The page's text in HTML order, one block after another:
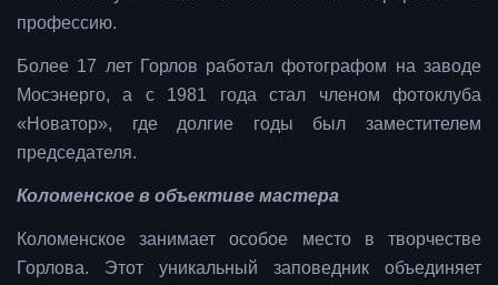
профессию.
Более 17 лет Горлов работал фотографом на заводе
Мосэнерго, а с 1981 года стал членом фотоклуба
«Новатор», где долгие годы был заместителем
председателя.
Коломенское в объективе мастера
Коломенское занимает особое место в творчестве
Горлова. Этот уникальный заповедник объединяет